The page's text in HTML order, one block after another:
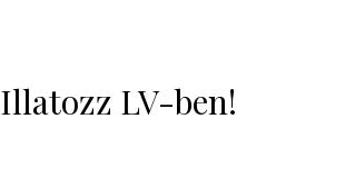
Illatozz LV-ben!